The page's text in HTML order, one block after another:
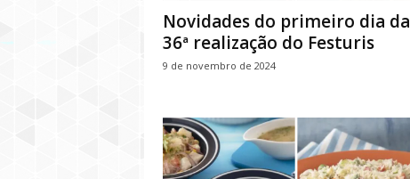
Novidades do primeiro dia da
36ª realização do Festuris
9 de novembro de 2024